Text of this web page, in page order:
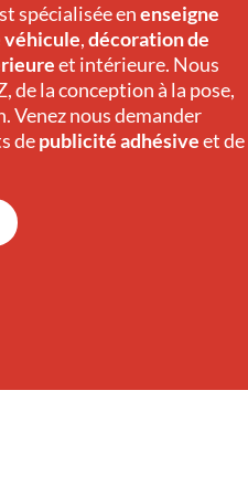
spécialisée enenseigne
véhicule,décoration de
et intérieure. Nous
de la conception à la pose,
Venez nous demander
depublicité adhésiveet de